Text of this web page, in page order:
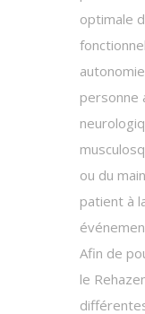
optimale
personne
ou du
patient à
Afin de
le